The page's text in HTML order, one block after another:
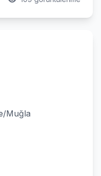
Muğla